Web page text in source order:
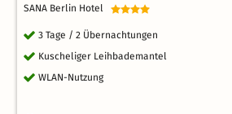
SANA Berlin Hotel
3 Tage / 2 Übernachtungen
Kuscheliger Leihbademantel
WLAN-Nutzung